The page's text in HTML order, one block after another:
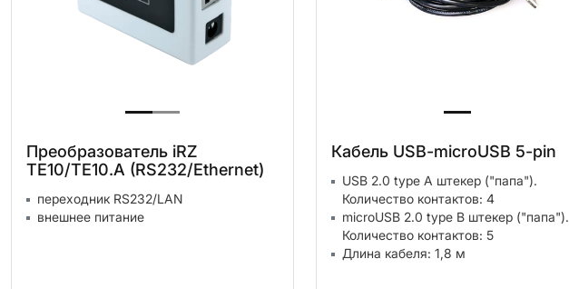
Преобразователь iRZ
TE10/TE10.A (RS232/Ethernet)
переходник RS232/LAN
внешнее питание
Кабель USB-microUSB 5-pin
USB 2.0 type A штекер ("папа").
Количество контактов: 4
microUSB 2.0 type B штекер ("папа").
Количество контактов: 5
Длина кабеля: 1,8 м